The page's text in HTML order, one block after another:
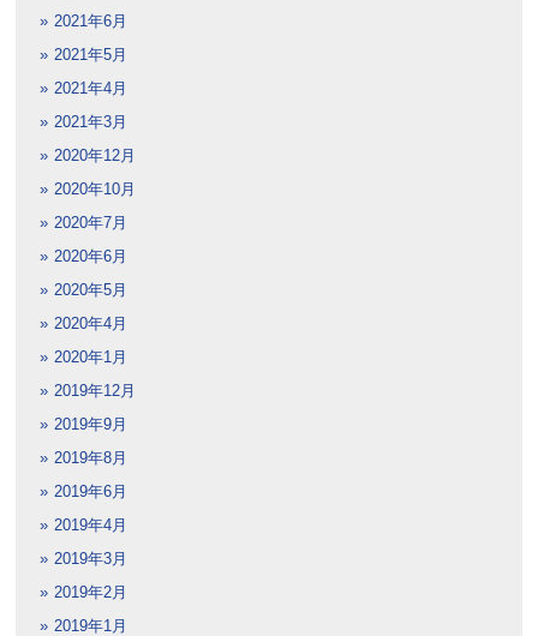
2021年6月
2021年5月
2021年4月
2021年3月
2020年12月
2020年10月
2020年7月
2020年6月
2020年5月
2020年4月
2020年1月
2019年12月
2019年9月
2019年8月
2019年6月
2019年4月
2019年3月
2019年2月
2019年1月